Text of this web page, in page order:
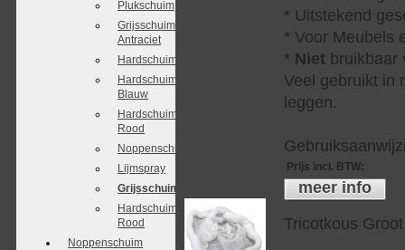
Plukschuim
Grijsschuim
Antraciet
Hardschuim
Hardschuim
Blauw
Hardschuim
Rood
Noppenschuim
Lijmspray
Grijsschuim/Antraciet
Hardschuim
Rood
Noppenschuim
* Uitstekend
* Voor Meubels
* Niet bruikbaar
Veel gebruikt in
leggen.
Prijs incl. BTW:
meer info
Tricotkous Groot